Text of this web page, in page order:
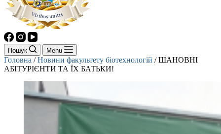
Пошук Menu
Головна /Новини факультету біотехнологій /ШАНОВНІ
АБІТУРІЄНТИ ТА ЇХ БАТЬКИ!